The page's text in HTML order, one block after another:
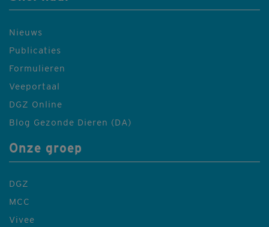
Nieuws
Publicaties
Formulieren
Veeportaal
DGZ Online
Blog Gezonde Dieren (DA)
Onze groep
DGZ
MCC
Vivee